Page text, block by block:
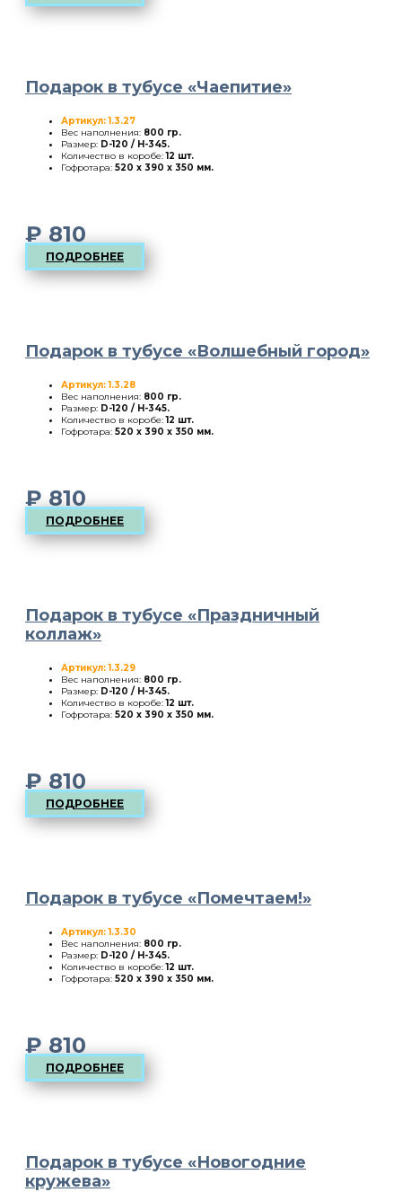
Подарок в тубусе «Чаепитие»
Артикул: 1.3.27
Вес наполнения: 800 гр.
Размер: D-120 / H-345.
Количество в коробе:12 шт.
Гофротара: 520 х 390 х 350 мм.
₽810
ПОДРОБНЕЕ
Подарок в тубусе «Волшебный город»
Артикул: 1.3.28
Вес наполнения: 800 гр.
Размер: D-120 / H-345.
Количество в коробе:12 шт.
Гофротара: 520 х 390 х 350 мм.
₽810
ПОДРОБНЕЕ
Подарок в тубусе «Праздничный
коллаж»
Артикул: 1.3.29
Вес наполнения: 800 гр.
Размер: D-120 / H-345.
Количество в коробе:12 шт.
Гофротара: 520 х 390 х 350 мм.
₽810
ПОДРОБНЕЕ
Подарок в тубусе «Помечтаем!»
Артикул: 1.3.30
Вес наполнения: 800 гр.
Размер: D-120 / H-345.
Количество в коробе:12 шт.
Гофротара: 520 х 390 х 350 мм.
₽810
ПОДРОБНЕЕ
Подарок в тубусе «Новогодние
кружева»